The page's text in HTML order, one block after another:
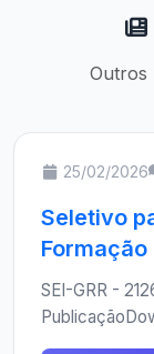
Outros
25/02/2026
Seletivo
Formação
SEI-GRR -